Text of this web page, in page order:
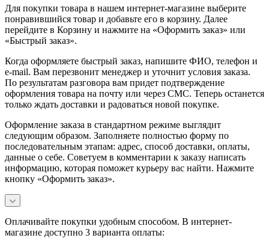
Для покупки товара в нашем интернет-магазине выберите
понравившийся товар и добавьте его в корзину. Далее
перейдите в Корзину и нажмите на «Оформить заказ» или
«Быстрый заказ».
Когда оформляете быстрый заказ, напишите ФИО, телефон и
e-mail. Вам перезвонит менеджер и уточнит условия заказа.
По результатам разговора вам придет подтверждение
оформления товара на почту или через СМС. Теперь останется
только ждать доставки и радоваться новой покупке.
Оформление заказа в стандартном режиме выглядит
следующим образом. Заполняете полностью форму по
последовательным этапам: адрес, способ доставки, оплаты,
данные о себе. Советуем в комментарии к заказу написать
информацию, которая поможет курьеру вас найти. Нажмите
кнопку «Оформить заказ».
Оплачивайте покупки удобным способом. В интернет-
магазине доступно 3 варианта оплаты: